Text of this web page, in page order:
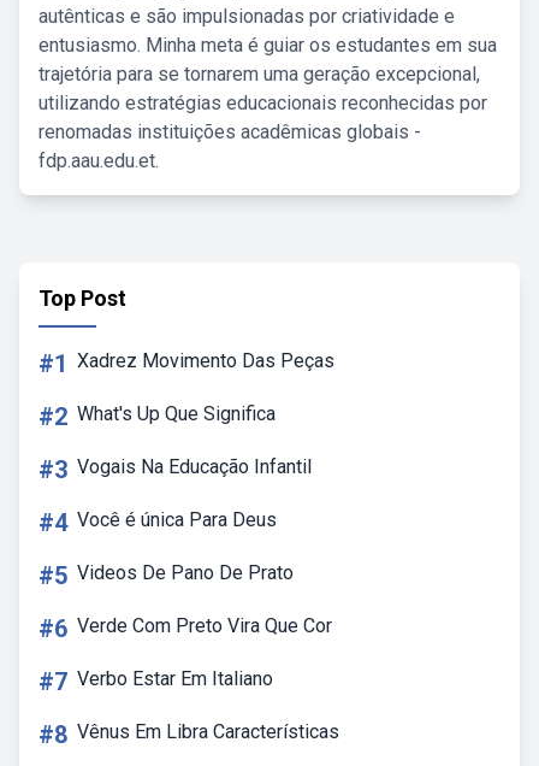
autênticas e são impulsionadas por criatividade e
entusiasmo. Minha meta é guiar os estudantes em sua
trajetória para se tornarem uma geração excepcional,
utilizando estratégias educacionais reconhecidas por
renomadas instituições acadêmicas globais -
fdp.aau.edu.et.
Top Post
#1 Xadrez Movimento Das Peças
#2 What's Up Que Significa
#3 Vogais Na Educação Infantil
#4 Você é única Para Deus
#5 Videos De Pano De Prato
#6 Verde Com Preto Vira Que Cor
#7 Verbo Estar Em Italiano
#8 Vênus Em Libra Características